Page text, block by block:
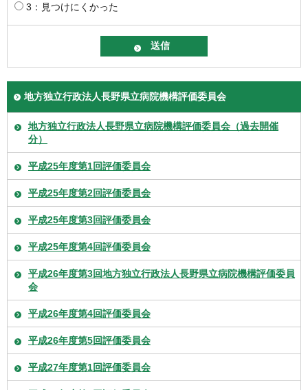
3：見つけにくかった
地方独立行政法人長野県立病院機構評価委員会
地方独立行政法人長野県立病院機構評価委員会（過去開催
分）
平成25年度第1回評価委員会
平成25年度第2回評価委員会
平成25年度第3回評価委員会
平成25年度第4回評価委員会
平成26年度第3回地方独立行政法人長野県立病院機構評価委員
会
平成26年度第4回評価委員会
平成26年度第5回評価委員会
平成27年度第1回評価委員会